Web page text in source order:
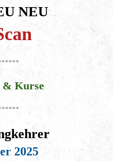
NEU
& Kurse
2025